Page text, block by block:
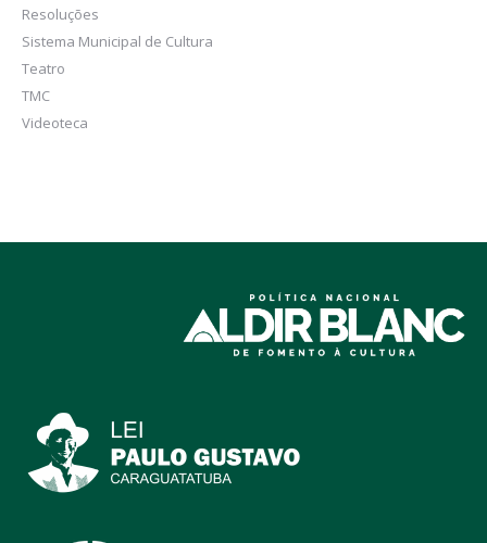
Resoluções
Sistema Municipal de Cultura
Teatro
TMC
Videoteca